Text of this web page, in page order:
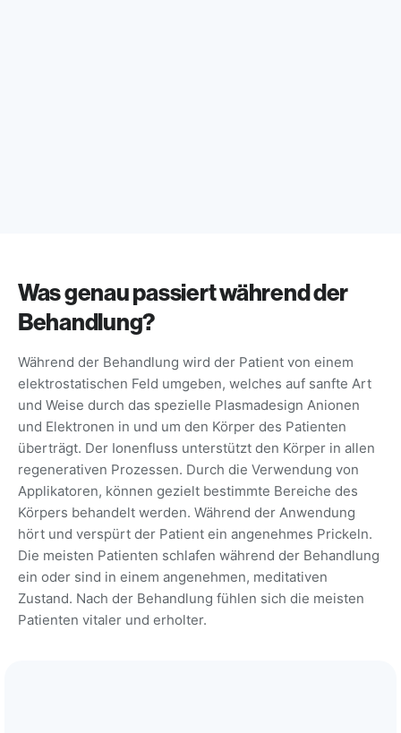
Was genau passiert während der
Behandlung?
Während der Behandlung wird der Patient von einem
elektrostatischen Feld umgeben, welches auf sanfte Art
und Weise durch das spezielle Plasmadesign Anionen
und Elektronen in und um den Körper des Patienten
überträgt. Der Ionenfluss unterstützt den Körper in allen
regenerativen Prozessen. Durch die Verwendung von
Applikatoren, können gezielt bestimmte Bereiche des
Körpers behandelt werden. Während der Anwendung
hört und verspürt der Patient ein angenehmes Prickeln.
Die meisten Patienten schlafen während der Behandlung
ein oder sind in einem angenehmen, meditativen
Zustand. Nach der Behandlung fühlen sich die meisten
Patienten vitaler und erholter.